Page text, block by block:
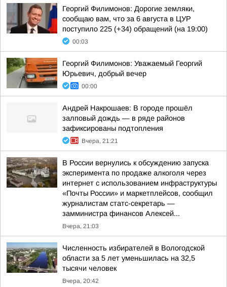
Георгий Филимонов: Дорогие земляки,
сообщаю вам, что за 6 августа в ЦУР
поступило 225 (+34) обращений (на 19:00)
00:03
Георгий Филимонов: Уважаемый Георгий
Юрьевич, добрый вечер
00:00
Андрей Накрошаев: В городе прошёл
залповый дождь — в ряде районов
зафиксированы подтопления
Вчера, 21:21
В России вернулись к обсуждению запуска
эксперимента по продаже алкоголя через
интернет с использованием инфраструктуры
«Почты России» и маркетплейсов, сообщил
журналистам статс-секретарь —
замминистра финансов Алексей...
Вчера, 21:03
Численность избирателей в Вологодской
области за 5 лет уменьшилась на 32,5
тысячи человек
Вчера, 20:42